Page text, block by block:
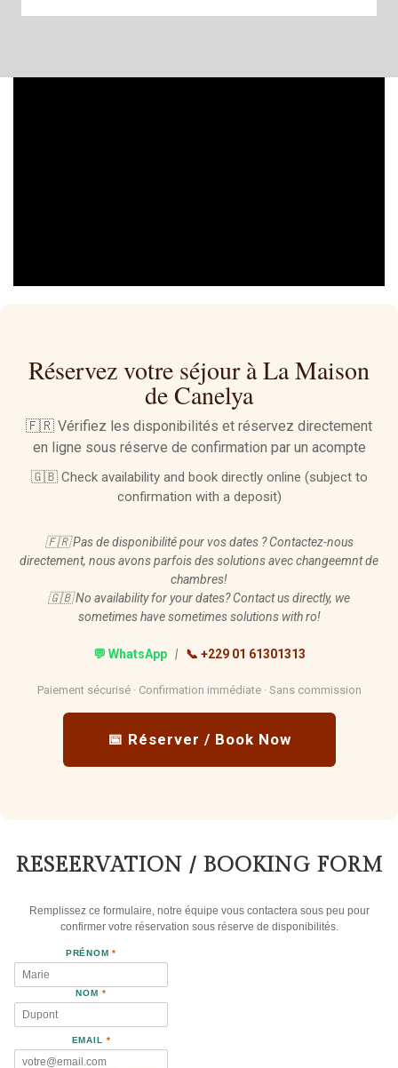
Réservez votre séjour à La Maison
de Canelya
🇫🇷 Vérifiez les disponibilités et réservez directement
en ligne sous réserve de confirmation par un acompte
🇬🇧 Check availability and book directly online (subject to
confirmation with a deposit)
🇫🇷 Pas de disponibilité pour vos dates ? Contactez-nous
directement, nous avons parfois des solutions avec changeemnt de
chambres!
🇬🇧 No availability for your dates? Contact us directly, we
sometimes have sometimes solutions with ro!
💬 WhatsApp | 📞 +229 01 61301313
Paiement sécurisé · Confirmation immédiate · Sans commission
📅 Réserver / Book Now
RESEERVATION / BOOKING FORM
Remplissez ce formulaire, notre équipe vous contactera sous peu pour
confirmer votre réservation sous réserve de disponibilités.
PRÉNOM*
NOM *
EMAIL *